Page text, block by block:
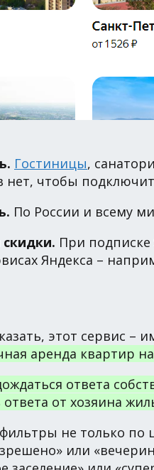
Гостиницы,
нет, чтобы
По России и всему
При
Яндекса –
этот сервис –
аренда квартир
ответа
от хозяина
не только
или